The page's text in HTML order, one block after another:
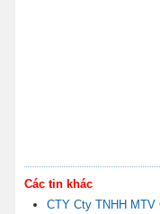
Các tin khác
CTY Cty TNHH